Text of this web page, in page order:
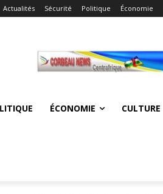
Actualités Sécurité Politique Économie
ÉCONOMIE CULTURE